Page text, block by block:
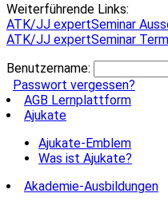
Weiterführende Links:
ATK/JJ expertSeminar
ATK/JJ expertSeminar
Benutzername:
Passwort vergessen?
AGB Lernplattform
Ajukate
Ajukate-Emblem
Was ist Ajukate?
Akademie-Ausbildungen